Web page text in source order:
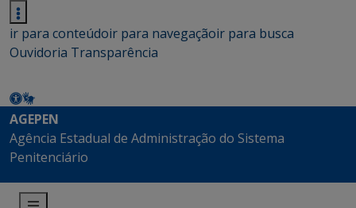
ir para conteúdoir para navegaçãoir para busca
Ouvidoria Transparência
AGEPEN
Agência Estadual de Administração do Sistema
Penitenciário